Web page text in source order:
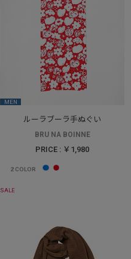
MEN
ルーラブーラ手ぬぐい
BRU NA BOINNE
PRICE : ￥1,980
2COLOR
SALE